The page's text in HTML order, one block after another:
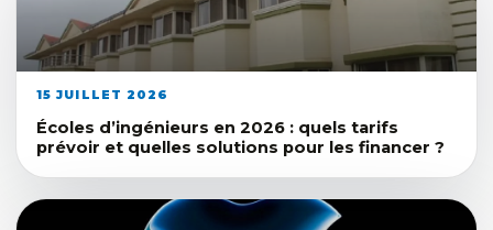
15 JUILLET 2026
Écoles d’ingénieurs en 2026 : quels tarifs
prévoir et quelles solutions pour les financer ?